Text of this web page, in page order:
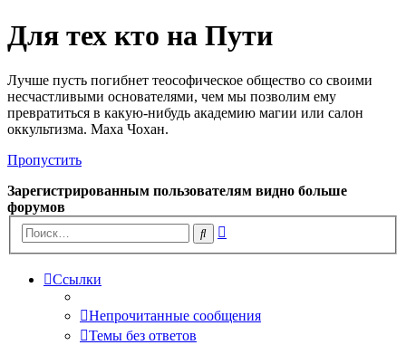
Для тех кто на Пути
Лучше пусть погибнет теософическое общество со своими
несчастливыми основателями, чем мы позволим ему
превратиться в какую-нибудь академию магии или салон
оккультизма. Маха Чохан.
Пропустить
Зарегистрированным пользователям видно больше
форумов
Поиск
Ссылки
Непрочитанные сообщения
Темы без ответов